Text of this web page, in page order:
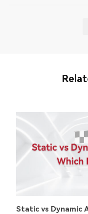
Static vs Dynamic